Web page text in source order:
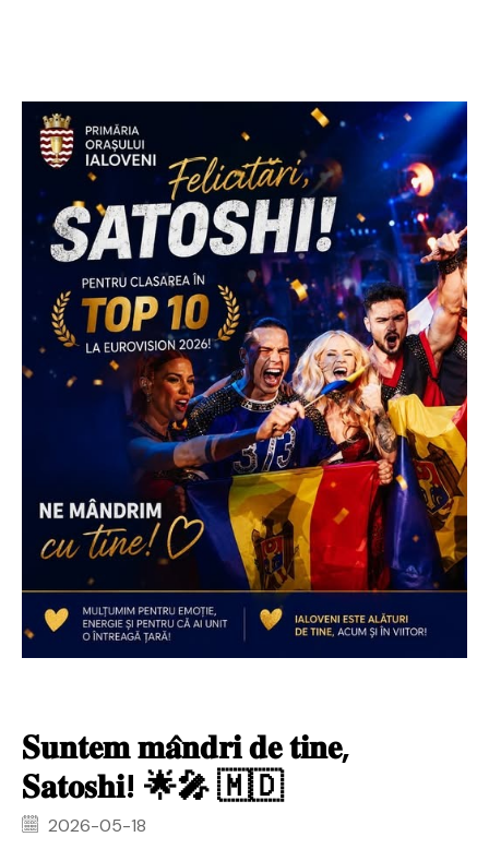
𝐒𝐮𝐧𝐭𝐞𝐦 𝐦𝐚̂𝐧𝐝𝐫𝐢 𝐝𝐞 𝐭𝐢𝐧𝐞,
𝐒𝐚𝐭𝐨𝐬𝐡𝐢! 🌟🎤 🇲🇩
2026-05-18